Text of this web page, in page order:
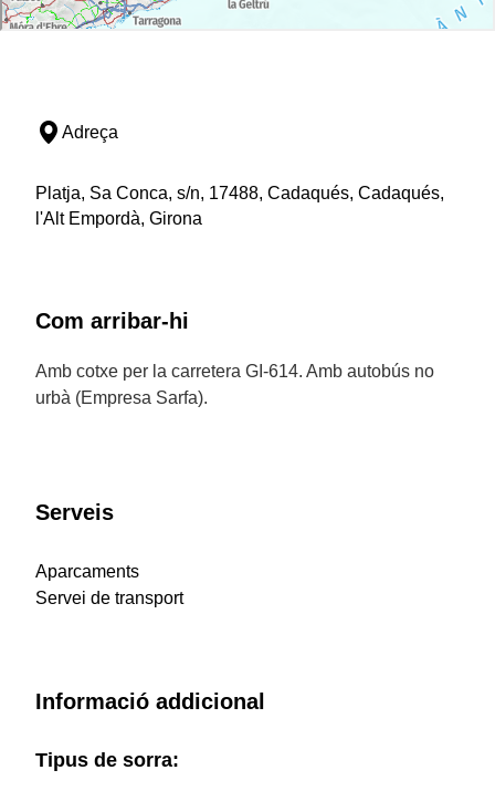
Adreça
Platja, Sa Conca, s/n, 17488, Cadaqués, Cadaqués,
l'Alt Empordà, Girona
Com arribar-hi
Amb cotxe per la carretera GI-614. Amb autobús no
urbà (Empresa Sarfa).
Serveis
Aparcaments
Servei de transport
Informació addicional
Tipus de sorra: